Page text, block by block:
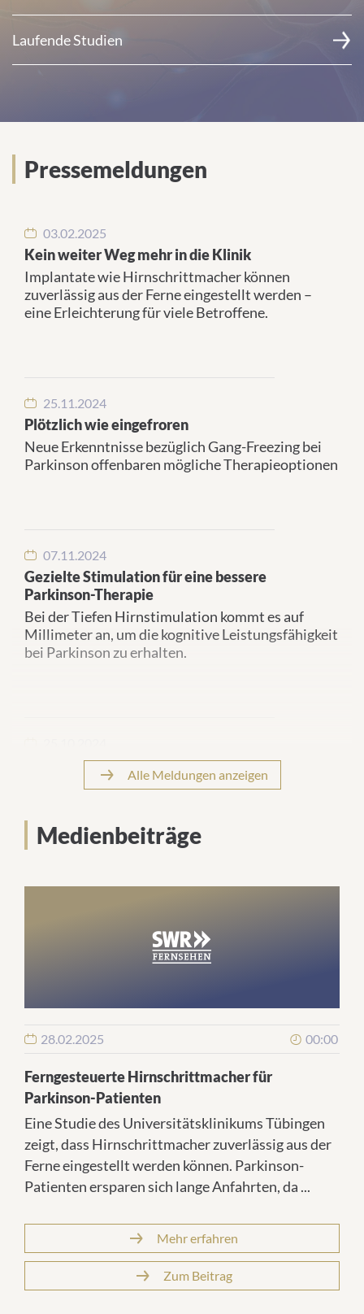
Laufende Studien
Pressemeldungen
03.02.2025
Kein weiter Weg mehr in die Klinik
Implantate wie Hirnschrittmacher können
zuverlässig aus der Ferne eingestellt werden –
eine Erleichterung für viele Betroffene.
25.11.2024
Plötzlich wie eingefroren
Neue Erkenntnisse bezüglich Gang-Freezing bei
Parkinson offenbaren mögliche Therapieoptionen
07.11.2024
Gezielte Stimulation für eine bessere
Parkinson-Therapie
Bei der Tiefen Hirnstimulation kommt es auf
Millimeter an, um die kognitive Leistungsfähigkeit
bei Parkinson zu erhalten.
Mit KI den Therapieerfolg bei Parkinson exakter
Hirnstimulation die Lebensqualität von
Patientinnen und Patienten verbessern kann.
Alle Meldungen anzeigen
Medienbeiträge
28.02.2025 00:00
Ferngesteuerte Hirnschrittmacher für
Parkinson-Patienten
Eine Studie des Universitätsklinikums Tübingen
zeigt, dass Hirnschrittmacher zuverlässig aus der
Ferne eingestellt werden können. Parkinson-
Patienten ersparen sich lange Anfahrten, da ...
Mehr erfahren
Zum Beitrag